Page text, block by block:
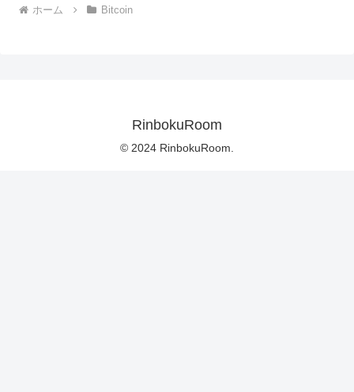
ホーム Bitcoin
RinbokuRoom
© 2024 RinbokuRoom.